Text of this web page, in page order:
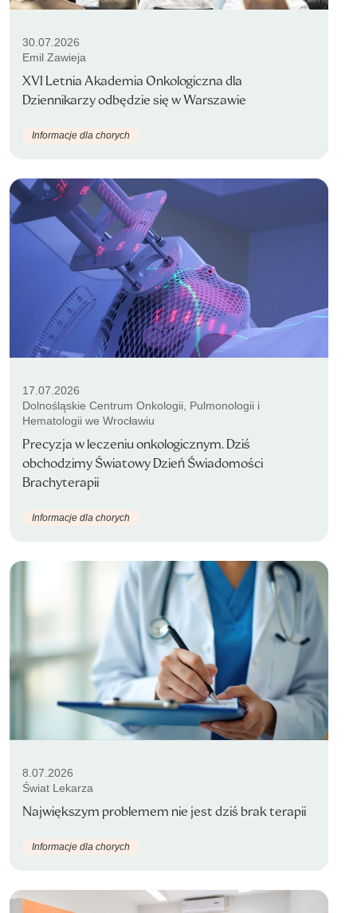
30.07.2026
Emil Zawieja
XVI Letnia Akademia Onkologiczna dla
Dziennikarzy odbędzie się w Warszawie
Informacje dla chorych
17.07.2026
Dolnośląskie Centrum Onkologii, Pulmonologii i
Hematologii we Wrocławiu
Precyzja w leczeniu onkologicznym. Dziś
obchodzimy Światowy Dzień Świadomości
Brachyterapii
Informacje dla chorych
8.07.2026
Świat Lekarza
Największym problemem nie jest dziś brak terapii
Informacje dla chorych